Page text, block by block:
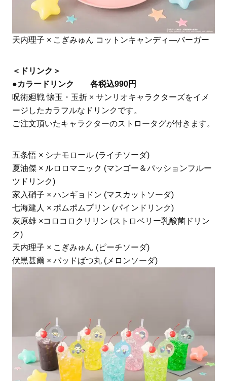
天内理子 × こぎみゅん コットンキャンディ―バーガー
＜ドリンク＞
●カラードリンク 各税込990円
呪術廻戦 懐玉・玉折 × サンリオキャラクターズをイメ
ージしたカラフルなドリンクです。
ご注文頂いたキャラクターのストロータグが付きます。
五条悟 × シナモロール (ライチソーダ)
夏油傑 × ルロロマニック (マンゴー＆パッションフルー
ツドリンク)
家入硝子 × ハンギョドン (マスカットソーダ)
七海建人 × ポムポムプリン (パインドリンク)
灰原雄 ×コロコロクリリン (ストロベリー乳酸菌ドリン
ク)
天内理子 × こぎみゅん (ピーチソーダ)
伏黒甚爾 × バッドばつ丸 (メロンソーダ)